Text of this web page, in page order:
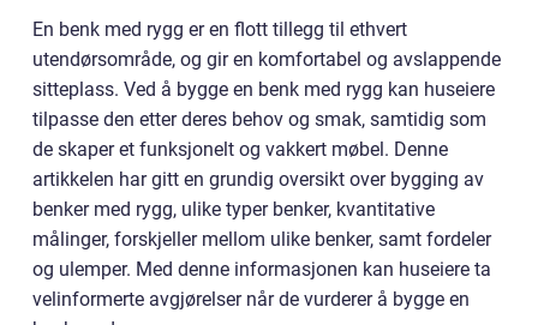
En benk med rygg er en flott tillegg til ethvert
utendørsområde, og gir en komfortabel og avslappende
sitteplass. Ved å bygge en benk med rygg kan huseiere
tilpasse den etter deres behov og smak, samtidig som
de skaper et funksjonelt og vakkert møbel. Denne
artikkelen har gitt en grundig oversikt over bygging av
benker med rygg, ulike typer benker, kvantitative
målinger, forskjeller mellom ulike benker, samt fordeler
og ulemper. Med denne informasjonen kan huseiere ta
velinformerte avgjørelser når de vurderer å bygge en